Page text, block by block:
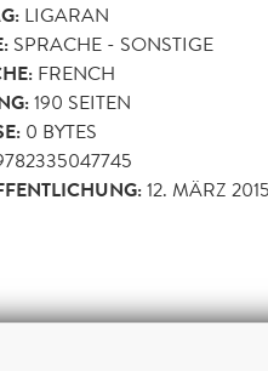
LIGARAN
SPRACHE - SONSTIGE
FRENCH
190 SEITEN
0 BYTES
12. MÄRZ 2015